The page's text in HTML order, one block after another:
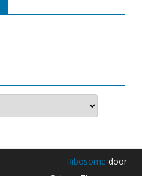
Ribosome door